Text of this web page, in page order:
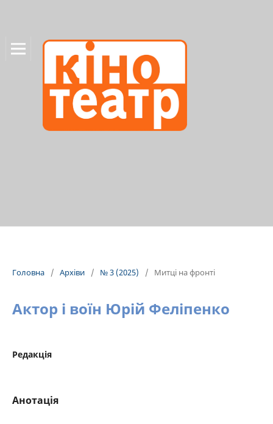
Головна / Архіви / № 3 (2025) / Митці на фронті
Актор і воїн Юрій Феліпенко
Редакція
Анотація